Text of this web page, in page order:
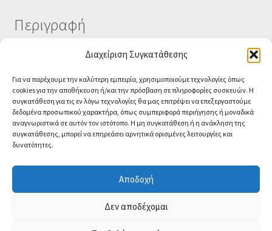
Διαχείριση Συγκατάθεσης
Για να παρέχουμε την καλύτερη εμπειρία, χρησιμοποιούμε τεχνολογίες όπως
cookies για την αποθήκευση ή/και την πρόσβαση σε πληροφορίες συσκευών. Η
συγκατάθεση για τις εν λόγω τεχνολογίες θα μας επιτρέψει να επεξεργαστούμε
δεδομένα προσωπικού χαρακτήρα, όπως συμπεριφορά περιήγησης ή μοναδικά
αναγνωριστικά σε αυτόν τον ιστότοπο. Η μη συγκατάθεση ή η ανάκληση της
συγκατάθεσης, μπορεί να επηρεάσει αρνητικά ορισμένες λειτουργίες και
δυνατότητες.
Αποδοχή
Δεν αποδέχομαι
Περιγραφή
PART_NUMBER: 9VN5050GO-00-G10
© CA-MICROLAND 2026
Papaki Managed WordPress with
WooCommerce
Contact us